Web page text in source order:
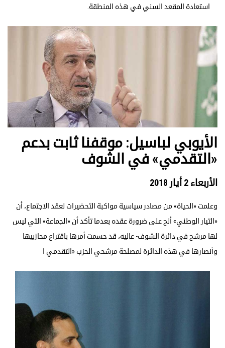
استعادة المقعد السني في هذه المنطقة.
الأيوبي لباسيل: موقفنا ثابت بدعم
«التقدمي» في الشوف
الأربعاء 2 أيار 2018
وعلمت «الحياة» من مصادر سياسية مواكبة التحضيرات لعقد الاجتماع، أن
«التيار الوطني» ألح على ضرورة عقده بعدما تأكد أن «الجماعة» التي ليس
لها مرشح في دائرة الشوف- عاليه، قد حسمت أمرها باقتراع محازبيها
وأنصارها في هذه الدائرة لمصلحة مرشحي الحزب «التقدمي ا